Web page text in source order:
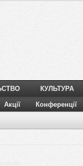
КУЛЬТУРА
Акції Конференції